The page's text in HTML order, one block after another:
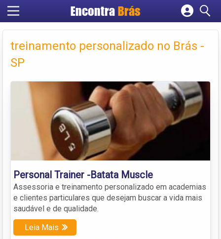
Encontra Brás
Cadastrar empresa
Criar conta
treinamento personalizado no Brás -
SP
Personal Trainer -Batata Muscle
Assessoria e treinamento personalizado em academias
e clientes particulares que desejam buscar a vida mais
saudável e de qualidade.
Leia Mais